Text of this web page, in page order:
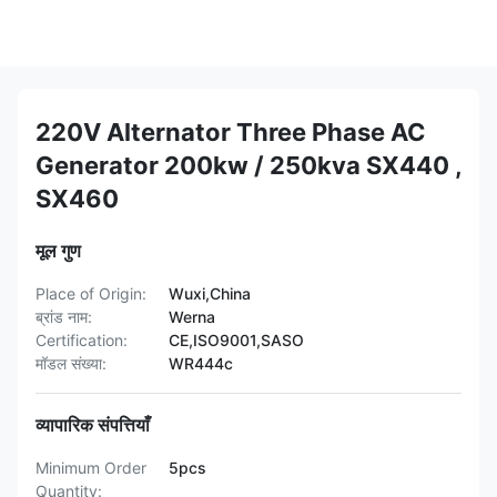
220V Alternator Three Phase AC
Generator 200kw / 250kva SX440 ,
SX460
मूल गुण
Place of Origin:
Wuxi,China
ब्रांड नाम:
Werna
Certification:
CE,ISO9001,SASO
मॉडल संख्या:
WR444c
व्यापारिक संपत्तियाँ
Minimum Order
Quantity:
5pcs